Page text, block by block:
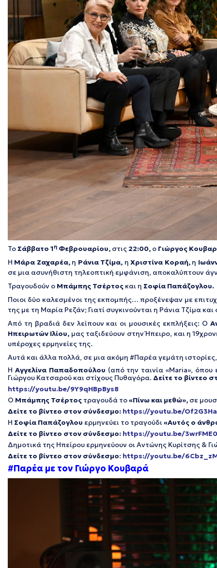
Το Σάββατο 1η Φεβρουαρίου, στις 22:00, ο Γιώργος
Η Μάρα Ζαχαρέα, η Ράνια Τζίμα, η Χριστίνα Κοραή,η
σε μια ασυνήθιστη τηλεοπτική εμφάνιση, αποκαλύπτουν
Τραγουδούν ο Μπάμπης Τσέρτος και η Σοφία Παπάζογλου.
Ποιοι δύο καλεσμένοι της εκπομπής… προξένεψαν με
της με τη Μαρία Ρεζάν; Γιατί συγκινούνται η Ράνια Τζίμα
Από τη βραδιά δεν λείπουν και οι μουσικές εκπλήξεις: Ο
Ηπειρωτών Ιλίου, μας ταξιδεύουν στην Ήπειρο, και η
υπέροχες ερμηνείες της.
Αυτά και άλλα πολλά, σε μια ακόμη #Παρέα γεμάτη
Η Αγγελίνα Παπαδοπούλου (από την ταινία «Maria», όπου
Γιώργου Κατσαρού και στίχους Πυθαγόρα. Δείτε το βίντεο
https://youtu.be/9Y9qHBpBys8
Ο Μπάμπης Τσέρτος τραγουδά το«Πίνω και μεθώ», σε μ
Δείτε το βίντεο στον σύνδεσμο: https://youtu.be/
Η Σοφία Παπάζογλου ερμηνεύει το τραγούδι«Αυτός ο
Δείτε το βίντεο στον σύνδεσμο: https://youtu.be/
Δημοτικά της Ηπείρου ερμηνεύουν οι Αντώνης Κυρίτσης &
Δείτε το βίντεο στον σύνδεσμο: https://youtu.be/
#Παρέα με τον Γιώργο Κουβαρά